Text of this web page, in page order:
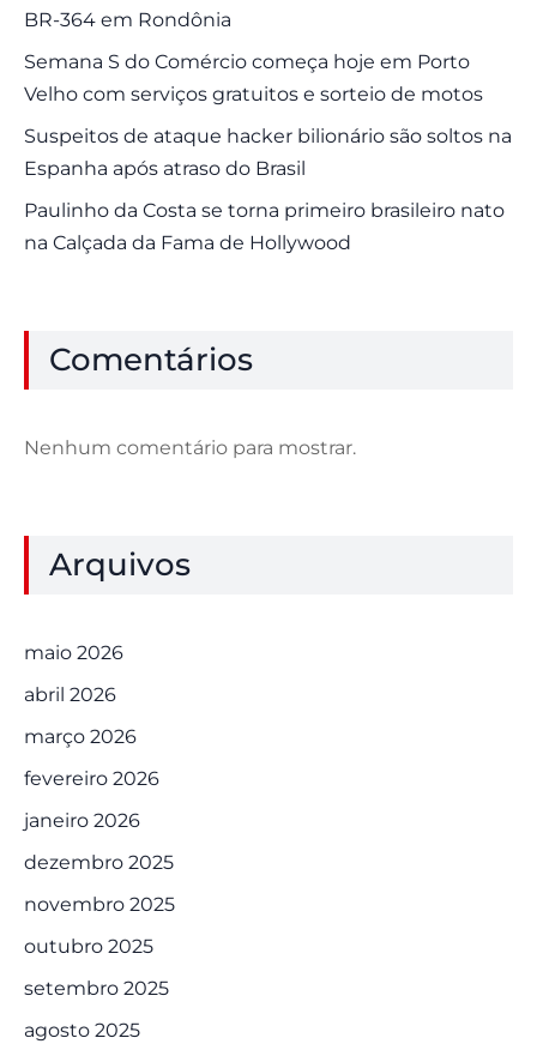
BR-364 em Rondônia
Semana S do Comércio começa hoje em Porto
Velho com serviços gratuitos e sorteio de motos
Suspeitos de ataque hacker bilionário são soltos na
Espanha após atraso do Brasil
Paulinho da Costa se torna primeiro brasileiro nato
na Calçada da Fama de Hollywood
Comentários
Nenhum comentário para mostrar.
Arquivos
maio 2026
abril 2026
março 2026
fevereiro 2026
janeiro 2026
dezembro 2025
novembro 2025
outubro 2025
setembro 2025
agosto 2025